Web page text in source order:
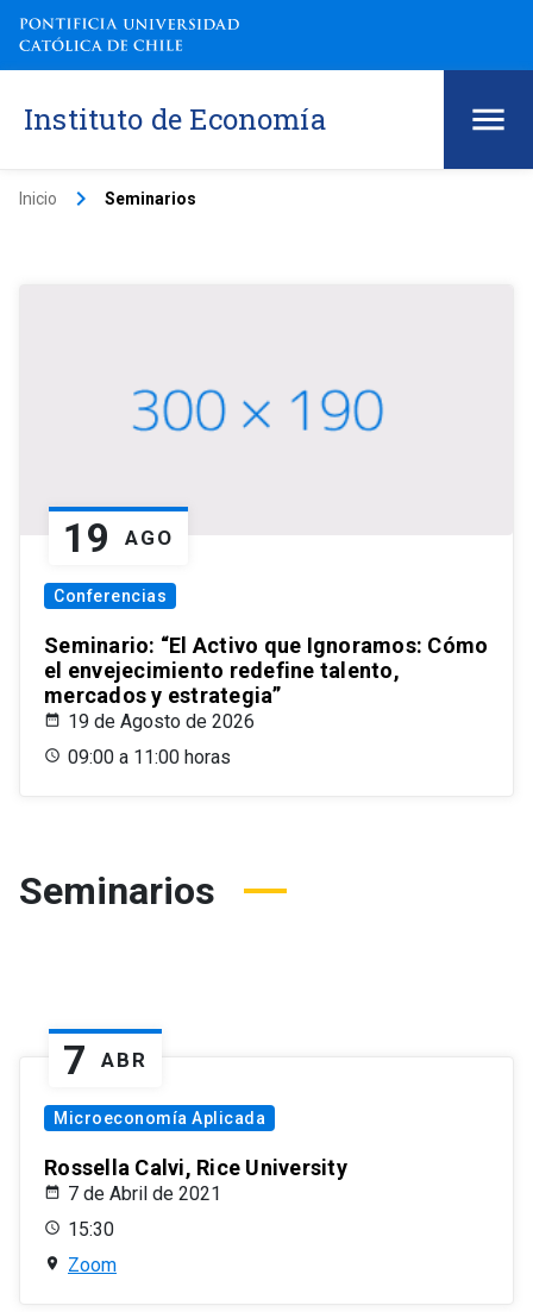
Instituto de Economía
Inicio keyboard_arrow_right Seminarios
19 AGO
Conferencias
Seminario: “El Activo que Ignoramos: Cómo
el envejecimiento redefine talento,
mercados y estrategia”
19 de Agosto de 2026
09:00 a 11:00 horas
Seminarios
7 ABR
Microeconomía Aplicada
Rossella Calvi, Rice University
7 de Abril de 2021
15:30
Zoom